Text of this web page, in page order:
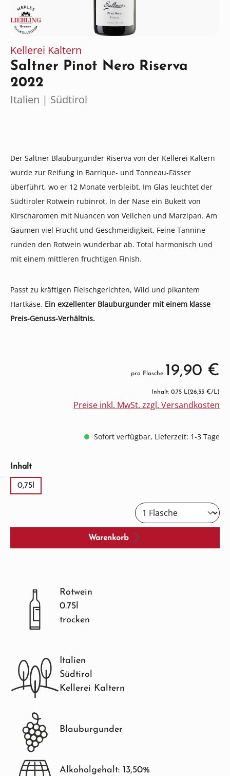
Kellerei Kaltern
Saltner Pinot Nero Riserva
2022
Italien | Südtirol
Der Saltner Blauburgunder Riserva von der Kellerei Kaltern
wurde zur Reifung in Barrique- und Tonneau-Fässer
überführt, wo er 12 Monate verbleibt. Im Glas leuchtet der
Südtiroler Rotwein rubinrot. In der Nase ein Bukett von
Kirscharomen mit Nuancen von Veilchen und Marzipan. Am
Gaumen viel Frucht und Geschmeidigkeit. Feine Tannine
runden den Rotwein wunderbar ab. Total harmonisch und
mit einem mittleren fruchtigen Finish.
Passt zu kräftigen Fleischgerichten, Wild und pikantem
Hartkäse. Ein exzellenter Blauburgunder mit einem klasse
Preis-Genuss-Verhältnis.
pro Flasche 19,90 €
Inhalt: 0.75 L(26,53 €/L)
Preise inkl. MwSt. zzgl. Versandkosten
Sofort verfügbar, Lieferzeit: 1-3 Tage
Inhaltauswählen
0,75l
Warenkorb
Rotwein
0.75l
trocken
Italien
Südtirol
Kellerei Kaltern
Blauburgunder
Alkoholgehalt: 13,50%